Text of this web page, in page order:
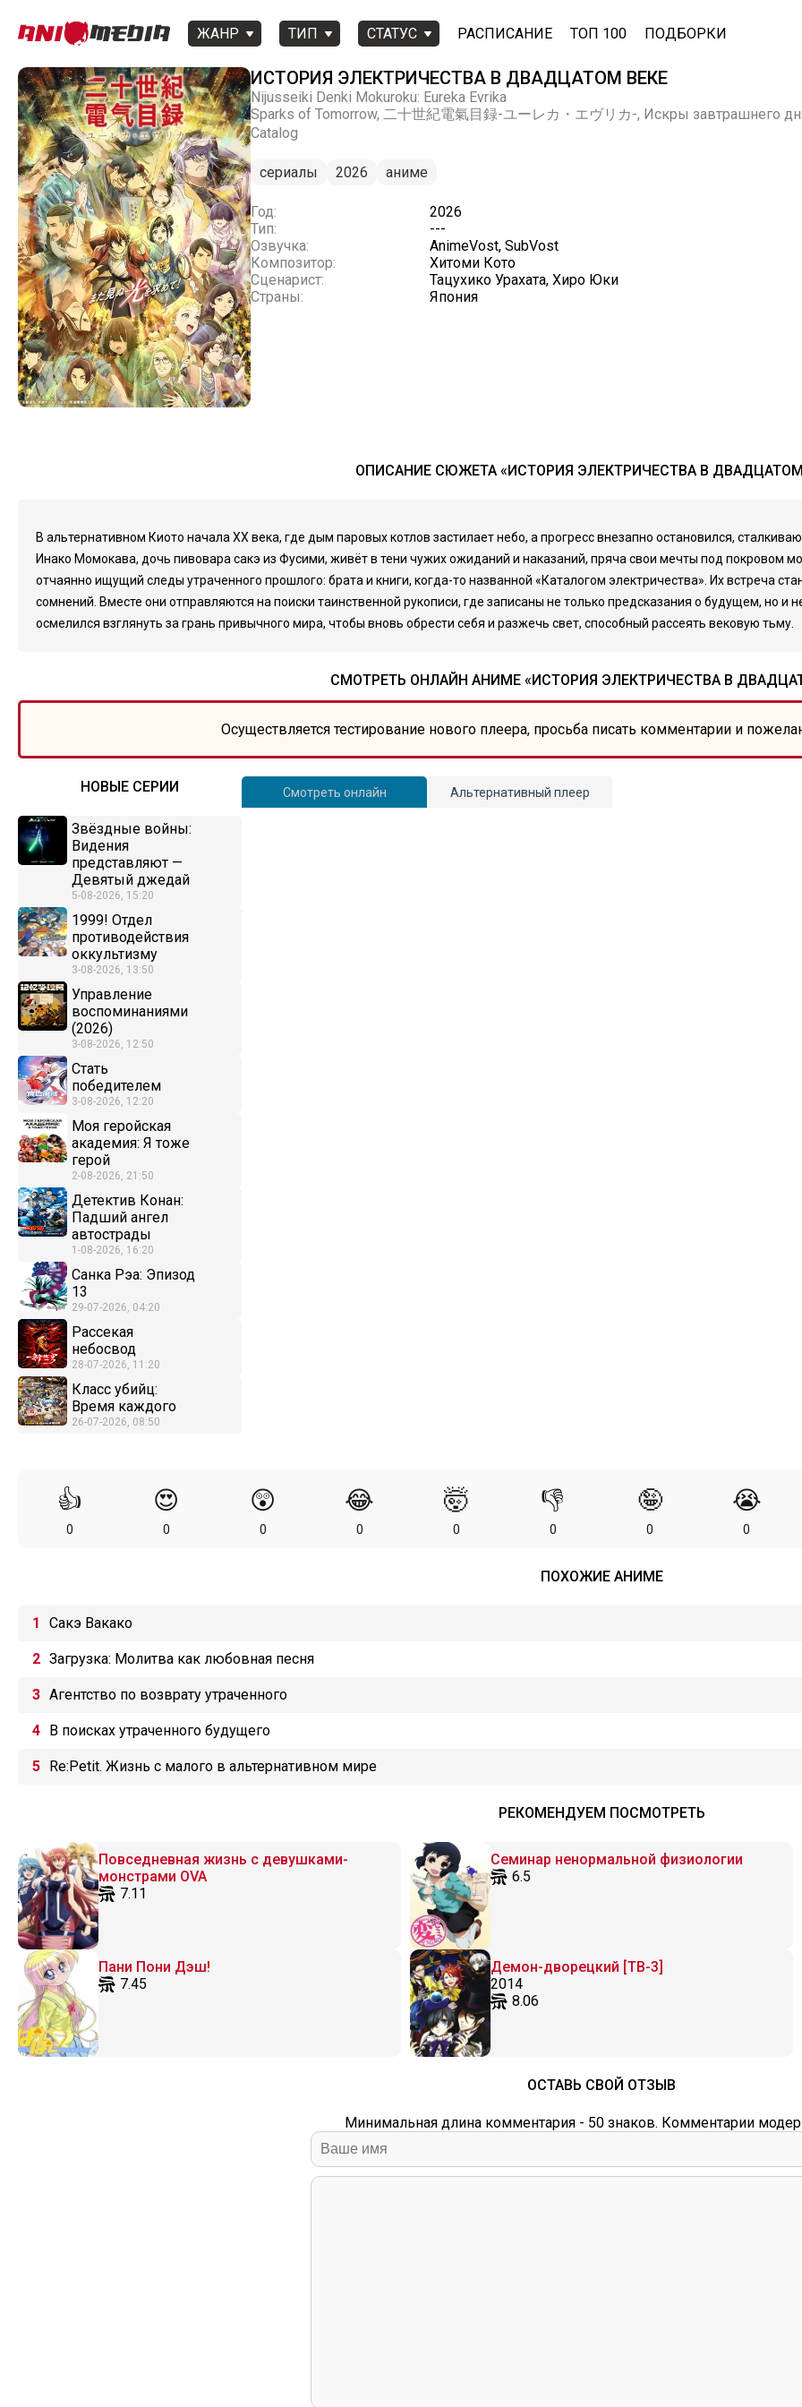
ЖАНР ТИП СТАТУС РАСПИСАНИЕ ТОП 100 ПОДБОРКИ
ИСТОРИЯ ЭЛЕКТРИЧЕСТВА В ДВАДЦАТОМ ВЕКЕ
Nijusseiki Denki Mokuroku: Eureka Evrika
Sparks of Tomorrow, 二十世紀電氣目録-ユーレカ・エヴリカ-, Искры завтрашнего
Catalog
сериалы 2026 аниме
Год:
2026
Тип:
---
Озвучка:
AnimeVost, SubVost
Композитор:
Хитоми Кото
Сценарист:
Тацухико Урахата, Хиро Юки
Страны:
Япония
ОПИСАНИЕ СЮЖЕТА «ИСТОРИЯ ЭЛЕКТРИЧЕСТВА В ДВАДЦАТОМ
В альтернативном Киото начала XX века, где дым паровых котлов застилает небо, а прогресс внезапно остановился,
Инако Момокава, дочь пивовара сакэ из Фусими, живёт в тени чужих ожиданий и наказаний, пряча свои мечты под покровом
отчаянно ищущий следы утраченного прошлого: брата и книги, когда-то названной «Каталогом электричества». Их встреча
сомнений. Вместе они отправляются на поиски таинственной рукописи, где записаны не только предсказания о будущем, но и
осмелился взглянуть за грань привычного мира, чтобы вновь обрести себя и разжечь свет, способный рассеять вековую тьму.
СМОТРЕТЬ ОНЛАЙН АНИМЕ «ИСТОРИЯ ЭЛЕКТРИЧЕСТВА В
Осуществляется тестирование нового плеера, просьба писать комментарии и
НОВЫЕ СЕРИИ
Звёздные войны:
Видения
представляют —
Девятый джедай
5-08-2026, 15:20
1999! Отдел
противодействия
оккультизму
3-08-2026, 13:50
Управление
воспоминаниями
(2026)
3-08-2026, 12:50
Стать
победителем
3-08-2026, 12:20
Моя геройская
академия: Я тоже
герой
2-08-2026, 21:50
Детектив Конан:
Падший ангел
автострады
1-08-2026, 16:20
Санка Рэа: Эпизод
13
29-07-2026, 04:20
Рассекая
небосвод
28-07-2026, 11:20
Класс убийц:
Время каждого
26-07-2026, 08:50
Смотреть онлайн Альтернативный плеер
👍
0
😍
0
😲
0
😂
0
🤯
0
👎
0
🤪
0
😭
0
ПОХОЖИЕ АНИМЕ
Сакэ Вакако
Загрузка: Молитва как любовная песня
Агентство по возврату утраченного
В поисках утраченного будущего
Re:Petit. Жизнь с малого в альтернативном мире
РЕКОМЕНДУЕМ ПОСМОТРЕТЬ
Повседневная жизнь с девушками-
монстрами OVA
7.11
Семинар ненормальной физиологии
6.5
Пани Пони Дэш!
7.45
Демон-дворецкий [ТВ-3]
2014
8.06
ОСТАВЬ СВОЙ ОТЗЫВ
Минимальная длина комментария - 50 знаков. Комментарии